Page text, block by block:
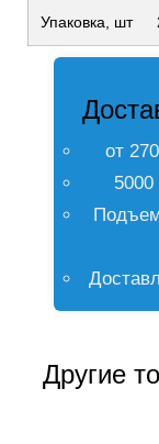
Упаковка, шт
от
5000
Другие